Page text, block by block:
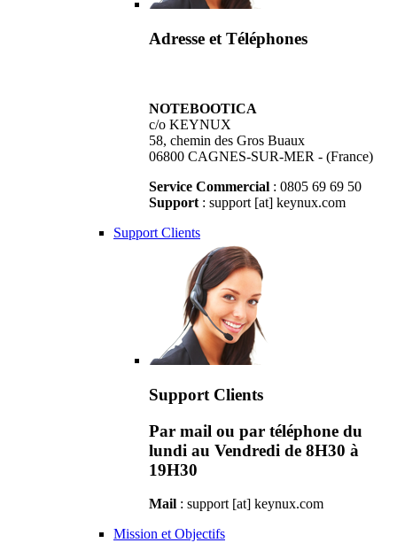
Adresse et Téléphones
NOTEBOOTICA
c/o KEYNUX
58, chemin des Gros Buaux
06800 CAGNES-SUR-MER - (France)
Service Commercial : 0805 69 69 50
Support : support [at] keynux.com
Support Clients
Support Clients
Par mail ou par téléphone du
lundi au Vendredi de 8H30 à
19H30
Mail : support [at] keynux.com
Mission et Objectifs